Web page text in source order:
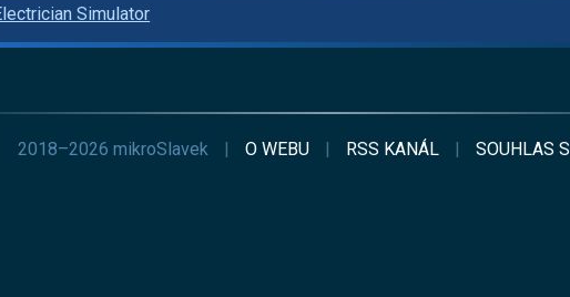
Simulator
2018–2026 mikroSlavek | O WEBU | RSS KANÁL | SOUHLAS S